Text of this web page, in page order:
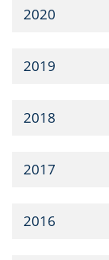
2020
2019
2018
2017
2016